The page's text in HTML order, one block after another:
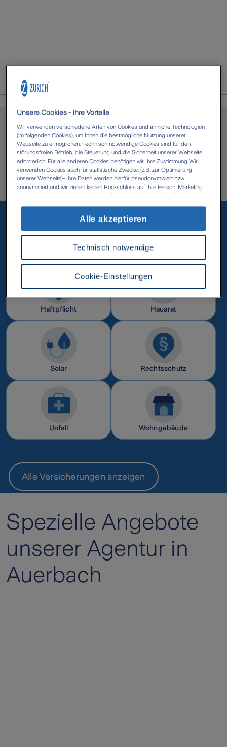
Über uns
Christopher Pfab in Auerbach
Herzlich willkommen bei Ihrer Bezirksdirektion
Christopher Pfab.
Unsere beliebtesten
Versicherungen
Haftpflicht Hausrat
Solar Rechtsschutz
Unfall Wohngebäude
Alle Versicherungen anzeigen
Spezielle Angebote
unserer Agentur in
Auerbach
Unsere Cookies - Ihre Vorteile
Wir verwenden verschiedene Arten von Cookies und ähnliche Technologien
(im folgenden Cookies), um Ihnen die bestmögliche Nutzung unserer
Webseite zu ermöglichen. Technisch notwendige Cookies sind für den
störungsfreien Betrieb, die Steuerung und die Sicherheit unserer Webseite
erforderlich. Für alle anderen Cookies benötigen wir Ihre Zustimmung Wir
verwenden Cookies auch für statistische Zwecke, (z.B. zur Optimierung
unserer Webseite)- Ihre Daten werden hierfür pseudonymisiert bzw.
anonymisiert und wir ziehen keinen Rückschluss auf Ihre Person. Marketing
Cookies ermöglichen es uns, Ihnen auf unserer Webseite oder den
akzeptieren' erlauben Sie uns die Datenverarbeitung durch sämtliche dieser
Cookies durch uns oder unsere technologischen Partner, ggf. auch zu eigenen
Google Analytics) kann es zu einer Datenübermittlung in Länder kommen, die
besteht dort das Risiko, dass Behörden die Daten nutzen und analysieren
sowie Ihre Betroffenenrechte nicht durchgesetzt werden können- Ihre
Einwilligung können Sie jederzeit über die Cookie Einstellungen mit Wirkung
für die Zukunft widerrufen. Weitere Informationen zu Cookies und der
Widerrufsmöglichkeit finden Sie unter den folgenden Links Datenschutz
Impressum
Cookie-Einstellungen
Technisch notwendige
Alle akzeptieren